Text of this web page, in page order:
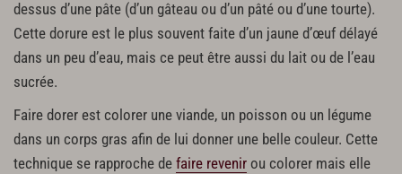
dessus d’une pâte (d’un gâteau ou d’un pâté ou d’une tourte).
Cette dorure est le plus souvent faite d’un jaune d’œuf délayé
dans un peu d’eau, mais ce peut être aussi du lait ou de l’eau
sucrée.
Faire dorer est colorer une viande, un poisson ou un légume
dans un corps gras afin de lui donner une belle couleur. Cette
technique se rapproche de faire revenir ou colorer mais elle